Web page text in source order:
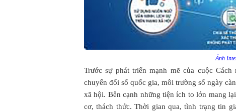
Ảnh
Trước sự phát triển mạnh mẽ của cuộc
chuyển đổi số quốc gia, môi trường số ngày
xã hội. Bên cạnh những tiện ích to lớn mang
cơ, thách thức. Thời gian qua, tình trạng tin